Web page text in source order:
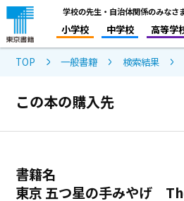
学校の先生・自治体関係のみなさ
小学校 中学校 高等学
TOP 一般書籍 検索結果
この本の購入先
書籍名
東京 五つ星の手みやげ